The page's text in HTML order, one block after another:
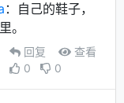
：自己的鞋子，
。
回复
查看
0
0